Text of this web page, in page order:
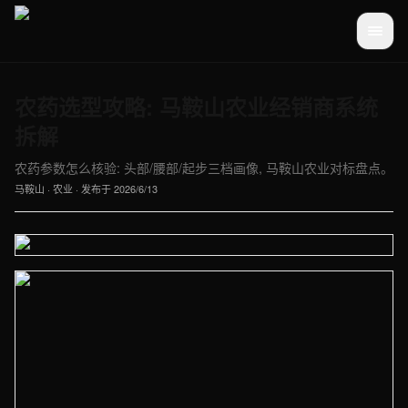
农药参数怎么核验: 头部/腰部/起步三档画像, 马鞍山农业对标盘点。
马鞍山 · 农业 · 发布于2026/6/13